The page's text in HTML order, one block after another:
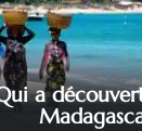
a